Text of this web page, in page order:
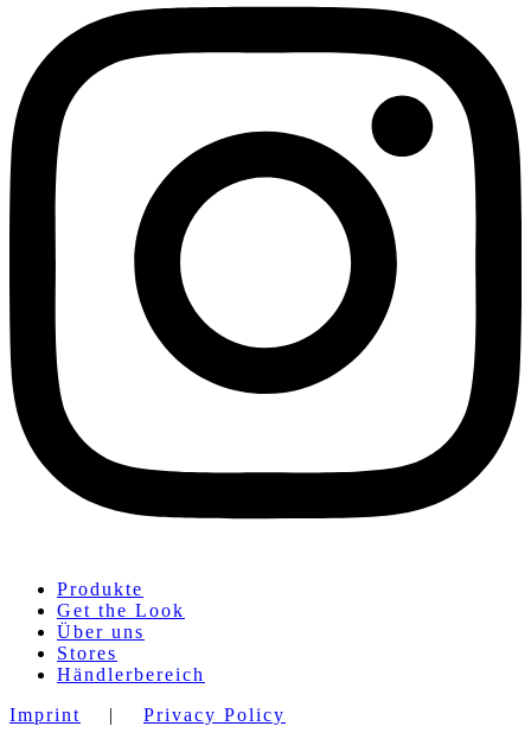
Produkte
Get the Look
Über uns
Stores
Händlerbereich
Imprint | Privacy Policy